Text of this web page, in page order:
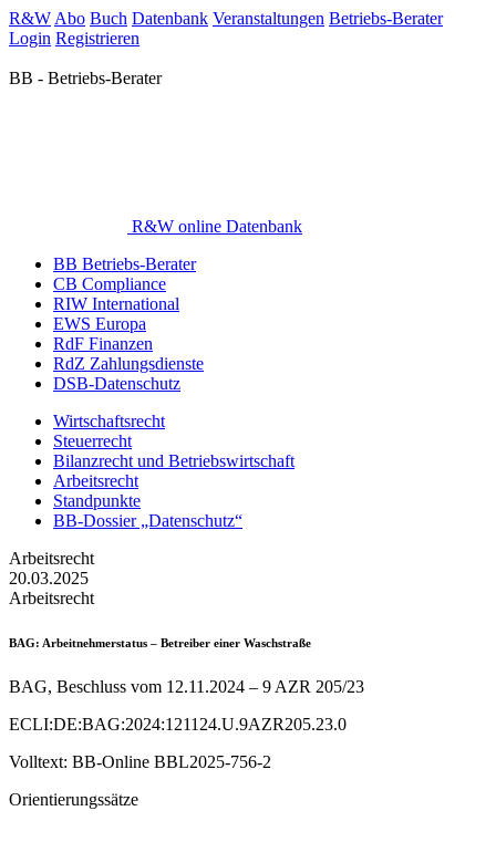
R&W Abo Buch Datenbank Veranstaltungen Betriebs-Berater
Login Registrieren
BB - Betriebs-Berater
R&W online Datenbank
BB Betriebs-Berater
CB Compliance
RIW International
EWS Europa
RdF Finanzen
RdZ Zahlungsdienste
DSB-Datenschutz
Wirtschaftsrecht
Steuerrecht
Bilanzrecht und Betriebswirtschaft
Arbeitsrecht
Standpunkte
BB-Dossier „Datenschutz“
Arbeitsrecht
20.03.2025
Arbeitsrecht
BAG: Arbeitnehmerstatus – Betreiber einer Waschstraße
BAG, Beschluss vom 12.11.2024 – 9 AZR 205/23
ECLI:DE:BAG:2024:121124.U.9AZR205.23.0
Volltext: BB-Online BBL2025-756-2
Orientierungssätze